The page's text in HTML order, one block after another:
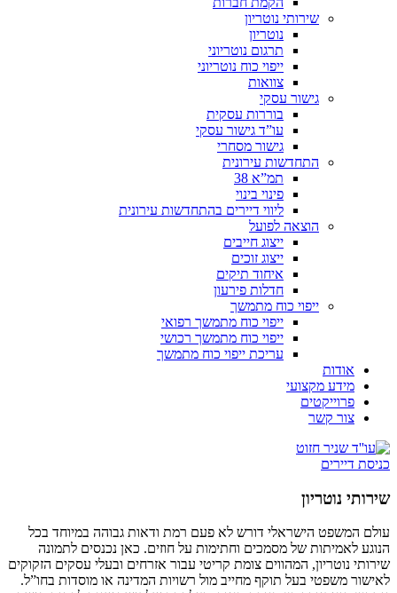
שירותי נוטריון
נוטריון
תרגום נוטריוני
ייפוי כוח נוטריוני
צוואות
גישור עסקי
בוררות עסקית
עו”ד גישור עסקי
גישור מסחרי
התחדשות עירונית
תמ”א 38
פינוי בינוי
ליווי דיירים בהתחדשות עירונית
הוצאה לפועל
ייצוג חייבים
ייצוג זוכים
איחוד תיקים
חדלות פירעון
ייפוי כוח מתמשך
ייפוי כוח מתמשך רפואי
ייפוי כוח מתמשך רכושי
עריכת ייפוי כוח מתמשך
אודות
מידע מקצועי
פרוייקטים
צור קשר
כניסת דיירים
שירותי נוטריון
עולם המשפט הישראלי דורש לא פעם רמת ודאות גבוהה במיוחד בכל
הנוגע לאמיתות של מסמכים וחתימות על חוזים. כאן נכנסים לתמונה
שירותי נוטריון, המהווים צומת קריטי עבור אזרחים ובעלי עסקים הזקוקים
לאישור משפטי בעל תוקף מחייב מול רשויות המדינה או מוסדות בחו”ל.